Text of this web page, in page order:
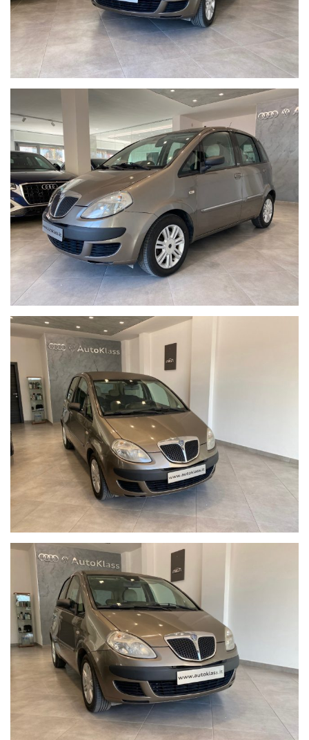
- Telefono Bluetoth
- Bollo Pagato per l'anno in corso
Visionabile in sede con possibilità di effettuare un TEST DRIVE
Modalità di pagamento flessibili con Finanziamenti o Leasing
studiati sulle reali esigenze del cliente proposti da Consulenti
altamente qualificati.
Ulteriori informazioni al N. 347-2129641